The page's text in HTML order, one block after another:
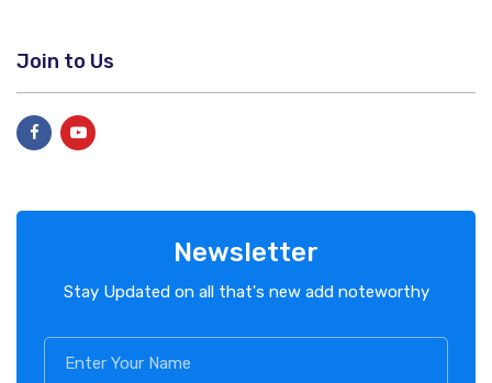
Join to Us
Newsletter
Stay Updated on all that's new add noteworthy